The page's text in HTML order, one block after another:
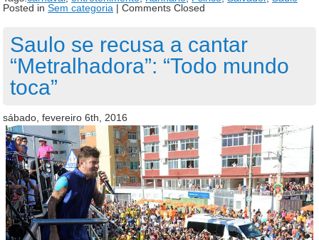
Posted in Sem categoria | Comments Closed
Saulo se recusa a cantar
“Metralhadora”: “Todo mundo
toca”
sábado, fevereiro 6th, 2016